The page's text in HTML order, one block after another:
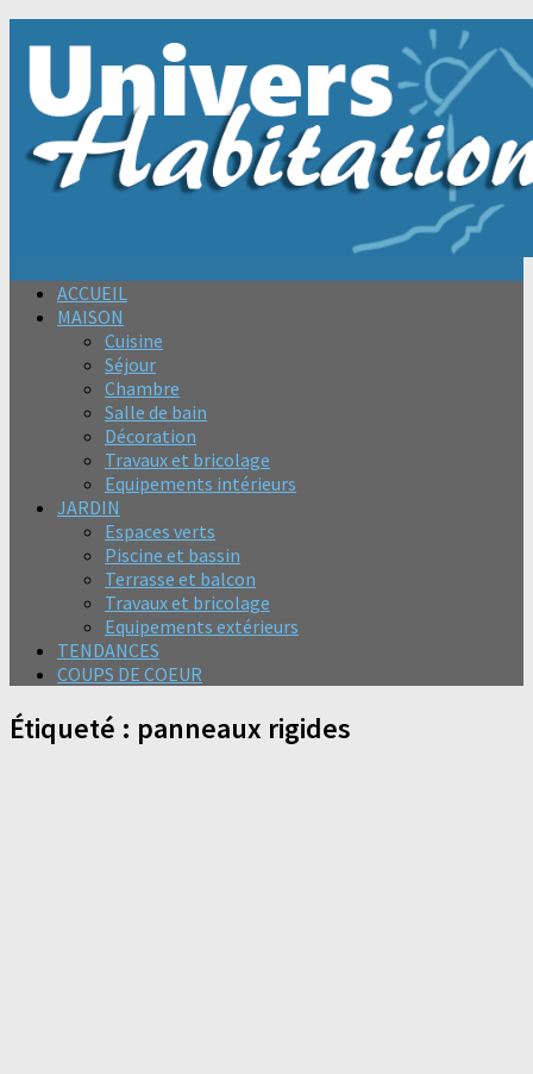
ACCUEIL
MAISON
Cuisine
Séjour
Chambre
Salle de bain
Décoration
Travaux et bricolage
Equipements intérieurs
JARDIN
Espaces verts
Piscine et bassin
Terrasse et balcon
Travaux et bricolage
Equipements extérieurs
TENDANCES
COUPS DE COEUR
Étiqueté : panneaux rigides